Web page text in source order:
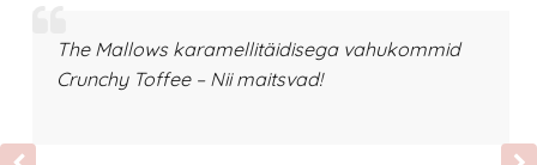
The Mallows karamellitäidisega vahukommid
Crunchy Toffee – Nii maitsvad!